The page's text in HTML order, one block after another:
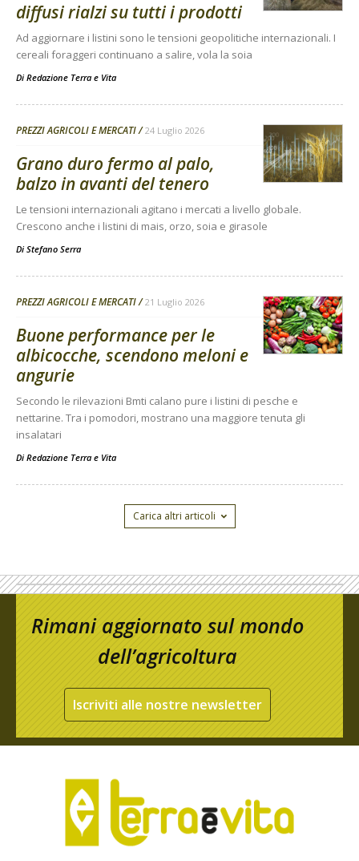
diffusi rialzi su tutti i prodotti
Ad aggiornare i listini sono le tensioni geopolitiche internazionali. I
cereali foraggeri continuano a salire, vola la soia
Di Redazione Terra e Vita
PREZZI AGRICOLI E MERCATI 24 Luglio 2026
Grano duro fermo al palo,
balzo in avanti del tenero
Le tensioni internazionali agitano i mercati a livello globale.
Crescono anche i listini di mais, orzo, soia e girasole
Di Stefano Serra
PREZZI AGRICOLI E MERCATI 21 Luglio 2026
Buone performance per le
albicocche, scendono meloni e
angurie
Secondo le rilevazioni Bmti calano pure i listini di pesche e
nettarine. Tra i pomodori, mostrano una maggiore tenuta gli
insalatari
Di Redazione Terra e Vita
Carica altri articoli
Rimani aggiornato sul mondo
dell’agricoltura
Iscriviti alle nostre newsletter